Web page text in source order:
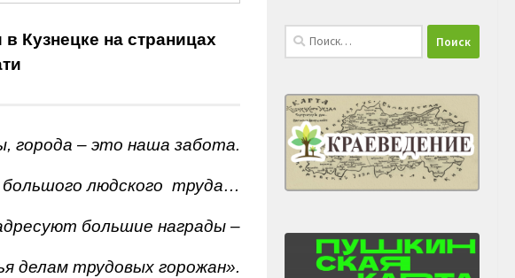
Кузнецке на страницах
города – это наша забота.
большого людского труда…
большие награды –
делам трудовых горожан».
Найти: